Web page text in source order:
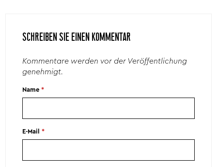
SCHREIBEN SIE EINEN KOMMENTAR
Kommentare werden vor der Veröffentlichung
genehmigt.
Name*
E-Mail*